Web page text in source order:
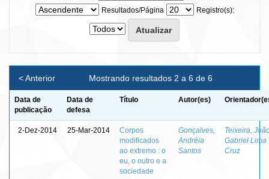
Resultados/Página
Registro(s):
Mostrando resultados 2 a 6 de 6
< Anterior
Data de
publicação
Data de
defesa
Título Autor(es)
2-Dez-2014 25-Mar-2014
Corpos
modificados
ao extremo : o
eu, o outro e a
sociedade
Gonçalves,
Andréia
Santos
Teixeira,
Gabriel Lima
Cruz